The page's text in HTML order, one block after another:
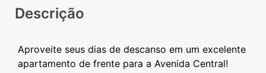
Descrição
Aproveite seus dias de descanso em um excelente
apartamento de frente para a Avenida Central!